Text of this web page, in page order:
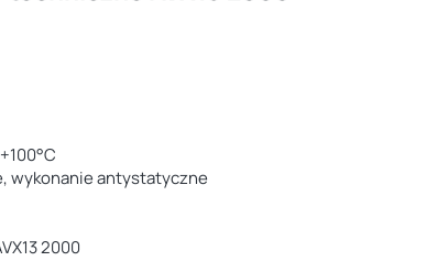
wykonanie antystatyczne
2000